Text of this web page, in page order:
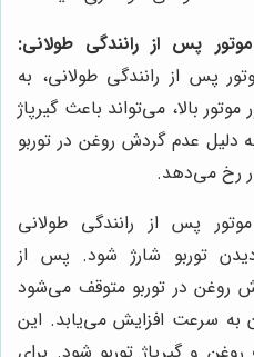
پس از رانندگی طولانی:
پس از رانندگی طولانی، به
بالا، می‌تواند باعث گیرپاژ
دلیل عدم گردش روغن در توربو
رخ می‌دهد.
پس از رانندگی طولانی
توربو شارژ شود. پس از
روغن در توربو متوقف می‌شود
سرعت افزایش می‌یابد. این